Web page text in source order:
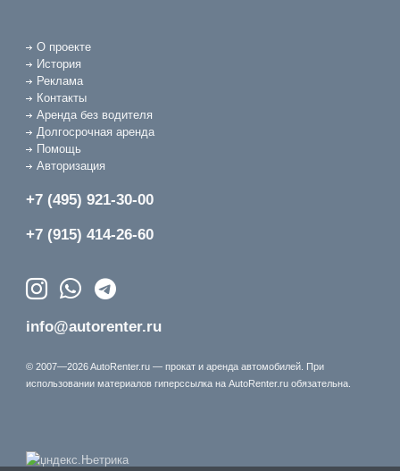
О проекте
История
Реклама
Контакты
Аренда без водителя
Долгосрочная аренда
Помощь
Авторизация
+7 (495) 921-30-00
+7 (915) 414-26-60
info@autorenter.ru
© 2007—2026 AutoRenter.ru — прокат и аренда автомобилей. При
использовании материалов гиперссылка на AutoRenter.ru обязательна.